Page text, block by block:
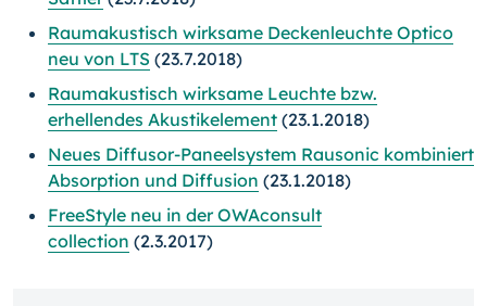
Raumakustisch wirksame Deckenleuchte Optico
neu von LTS (23.7.2018)
Raumakustisch wirksame Leuchte bzw.
erhellendes Akustikelement (23.1.2018)
Neues Diffusor-Paneelsystem Rausonic kombiniert
Absorption und Diffusion (23.1.2018)
FreeStyle neu in der OWAconsult
collection (2.3.2017)